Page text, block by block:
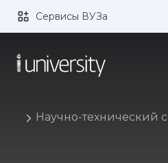
Размер шрифта:
Изображения:
Сервисы ВУЗа
Научно-технический